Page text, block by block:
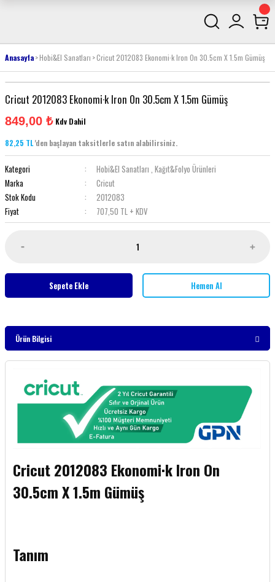
Anasayfa Hobi&El Sanatları Cricut 2012083 Ekonomi·k Iron On 30.5cm X 1.5m Gümüş
Cricut 2012083 Ekonomi·k Iron On 30.5cm X 1.5m Gümüş
849,00 ₺ Kdv Dahil
82,25 TL'den başlayan taksitlerle satın alabilirsiniz.
Kategori Hobi&El Sanatları , Kağıt&Folyo Ürünleri
Marka
Cricut
Stok Kodu
2012083
Fiyat
707,50 TL + KDV
Sepete Ekle Hemen Al
Ürün Bilgisi
Cricut 2012083 Ekonomi·k Iron On
30.5cm X 1.5m Gümüş
Tanım